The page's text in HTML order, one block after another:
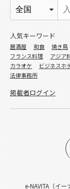
e-NAVITA（イー
人気キーワード
居酒屋 和食 焼き鳥
フランス料理
アジア
カラオケ
ビジネスホ
法律事務所
掲載者ログイン